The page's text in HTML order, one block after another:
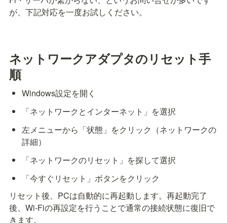
が、下記対応を一度お試しください。
ネットワークアダプタのリセット手
順
Windows設定を開く
「ネットワークとインターネット」を選択
左メニューから「状態」をクリック（ネットワークの
詳細）
「ネットワークのリセット」を探して選択
「今すぐリセット」ボタンをクリック
リセット後、PCは自動的に再起動します。再起動完了
後、Wi-Fiの再設定を行うことで通常の接続状態に復旧で
きます。